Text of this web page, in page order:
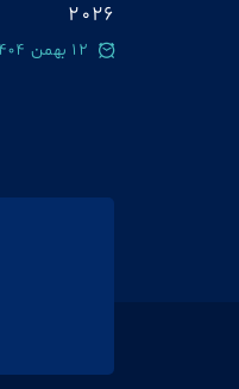
2026
12 بهمن 1404